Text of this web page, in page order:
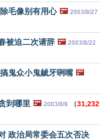
毛像别有用心 🖼️ 2003/8/27
被迫二次请辞 🖼️ 2003/8/22
鬼众小鬼龇牙咧嘴 🖼️
到哪里 🖼️ 2003/8/8 （31,232
政治局常委会五次否决